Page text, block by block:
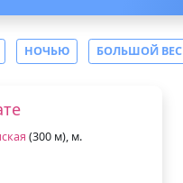
НОЧЬЮ БОЛЬШОЙ ВЕС
(300 м), м.